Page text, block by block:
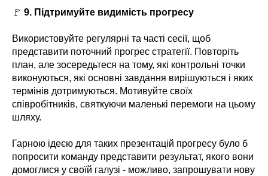
🚩 9. Підтримуйте видимість прогресу
Використовуйте регулярні та часті сесії, щоб
представити поточний прогрес стратегії. Повторіть
план, але зосередьтеся на тому, які контрольні точки
виконуються, які основні завдання вирішуються і яких
термінів дотримуються. Мотивуйте своїх
співробітників, святкуючи маленькі перемоги на цьому
шляху.
Гарною ідеєю для таких презентацій прогресу було б
попросити команду представити результат, якого вони
домоглися у своїй галузі - можливо, запрошувати нову